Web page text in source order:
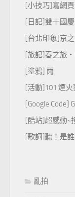
[小技巧]寫網
[日記]雙十國
[台北印象]京
[旅記]春之旅
[塗鴉] 雨
[活動]101 煙火
[Google Code]
[酷站]超感動~
[歌詞]聽！是
亂拍